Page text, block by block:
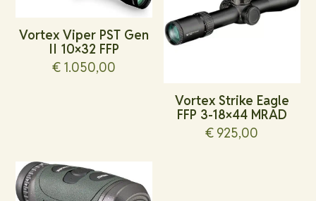
Vortex Viper PST Gen
II 10×32 FFP
€ 1.050,00
Vortex Strike Eagle
FFP 3-18×44 MRAD
€ 925,00